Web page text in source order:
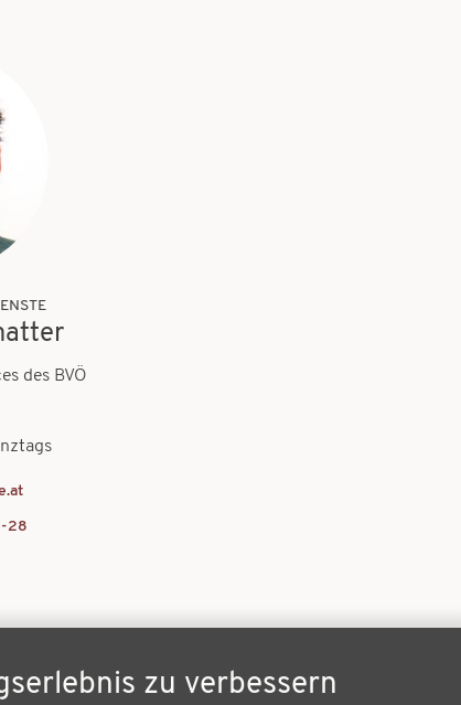
des BVÖ
28
zu verbessern